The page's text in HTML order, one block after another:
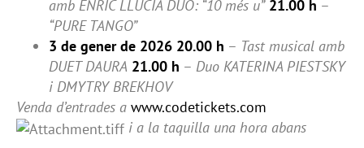
amb ENRIC LLUCIÀ DUO: “10 més u” 21.00 h –
“PURE TANGO”
3 de gener de 2026 20.00 h – Tast musical amb
DUET DAURA 21.00 h – Duo KATERINA PIESTSKY
i DMYTRY BREKHOV
Venda d’entrades a www.codetickets.com
i a la taquilla una hora abans